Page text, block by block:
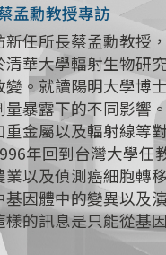
孟勳教授專訪
新任所長蔡孟勳教授
清華大學輻射生物研
變。就讀陽明大學博
量暴露下的不同影響
重金屬以及輻射線等
年回到台灣大學任
業以及偵測癌細胞轉
基因體中的變異以及
樣的訊息是只能從基